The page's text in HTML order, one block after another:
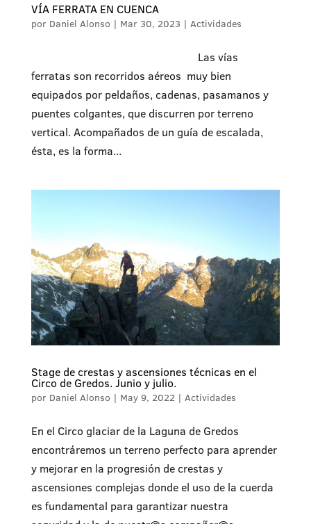
VÍA FERRATA EN CUENCA
por Daniel Alonso | Mar 30, 2023 | Actividades
Las vías
ferratas son recorridos aéreos muy bien
equipados por peldaños, cadenas, pasamanos y
puentes colgantes, que discurren por terreno
vertical. Acompañados de un guía de escalada,
ésta, es la forma...
Stage de crestas y ascensiones técnicas en el
Circo de Gredos. Junio y julio.
por Daniel Alonso | May 9, 2022| Actividades
En el Circo glaciar de la Laguna de Gredos
encontráremos un terreno perfecto para aprender
y mejorar en la progresión de crestas y
ascensiones complejas donde el uso de la cuerda
es fundamental para garantizar nuestra